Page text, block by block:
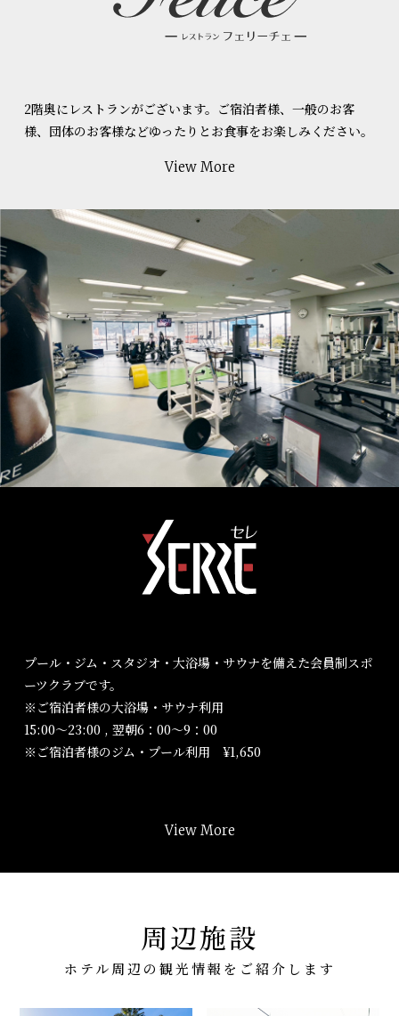
2階奥にレストランがございます。ご宿泊者様、一般のお客
様、団体のお客様などゆったりとお食事をお楽しみください。
View More
プール・ジム・スタジオ・大浴場・サウナを備えた会員制スポ
ーツクラブです。
※ご宿泊者様の大浴場・サウナ利用
15:00～23:00 , 翌朝6：00～9：00
※ご宿泊者様のジム・プール利用 ¥1,650
View More
周辺施設
ホテル周辺の観光情報をご紹介します